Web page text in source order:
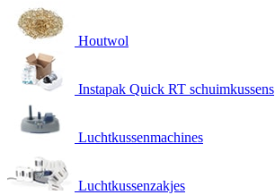
Houtwol
Instapak Quick RT schuimkussens
Luchtkussenmachines
Luchtkussenzakjes